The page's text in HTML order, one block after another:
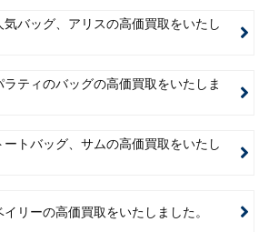
気バッグ、アリスの高価買取をいたし
ラティのバッグの高価買取をいたしま
ートバッグ、サムの高価買取をいたし
リーの高価買取をいたしました。